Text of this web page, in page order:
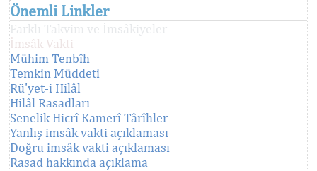
Önemli Linkler
Farklı Takvim ve İmsâkiyeler
İmsâk Vakti
Mühim Tenbîh
Temkin Müddeti
Rü'yet-i Hilâl
Hilâl Rasadları
Senelik Hicrî Kamerî Târîhler
Yanlış imsâk vakti açıklaması
Doğru imsâk vakti açıklaması
Rasad hakkında açıklama